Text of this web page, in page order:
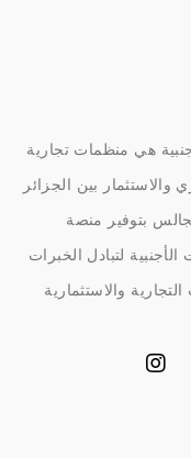
هي منظمات تجارية
والاستثمار بين الجزائر
بتوفير منصة
لتبادل الخبرات
والاستثمارية